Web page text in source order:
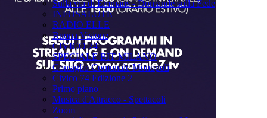
Sulla via di Emmaus - Domande sulla Fede
INFOSALUTE
RADIO ELLE
Buona Visione
CIVICO 74
SPECIALE BIT MILANO
Consiglio Comunale Monopoli
Civico 74 Edizione 2
Primo piano
Musica d'Attracco - Spettacoli
Zoom